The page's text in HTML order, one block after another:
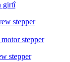
girtî
stepper